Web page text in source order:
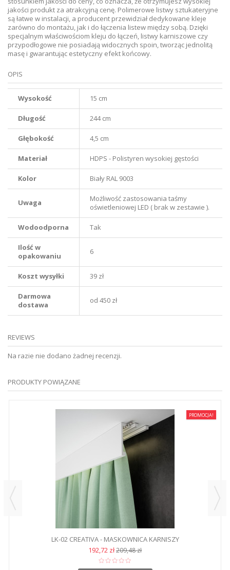
jakości produkt za atrakcyjną cenę. Polimerowe listwy sztukateryjne
są łatwe w instalacji, a producent przewidział dedykowane kleje
zarówno do montażu, jak i do łączenia listew między sobą. Dzięki
specjalnym właściwościom kleju do łączeń, listwy karniszowe czy
przypodłogowe nie posiadają widocznych spoin, tworząc jednolitą
masę i gwarantując estetyczny efekt końcowy.
OPIS
Wysokość 15 cm
Długość 244 cm
Głębokość 4,5 cm
Materiał HDPS - Polistyren wysokiej gęstości
Kolor Biały RAL 9003
Uwaga
Możliwość zastosowania taśmy
oświetleniowej LED ( brak w zestawie ).
Wodoodporna Tak
Ilość w
opakowaniu
6
Koszt wysyłki 39 zł
Darmowa
dostawa
od 450 zł
REVIEWS
Na razie nie dodano żadnej recenzji.
PRODUKTY POWIĄZANE
PROMOCJA!
LK-02 CREATIVA - MASKOWNICA KARNISZY
192,72 zł209,48 zł